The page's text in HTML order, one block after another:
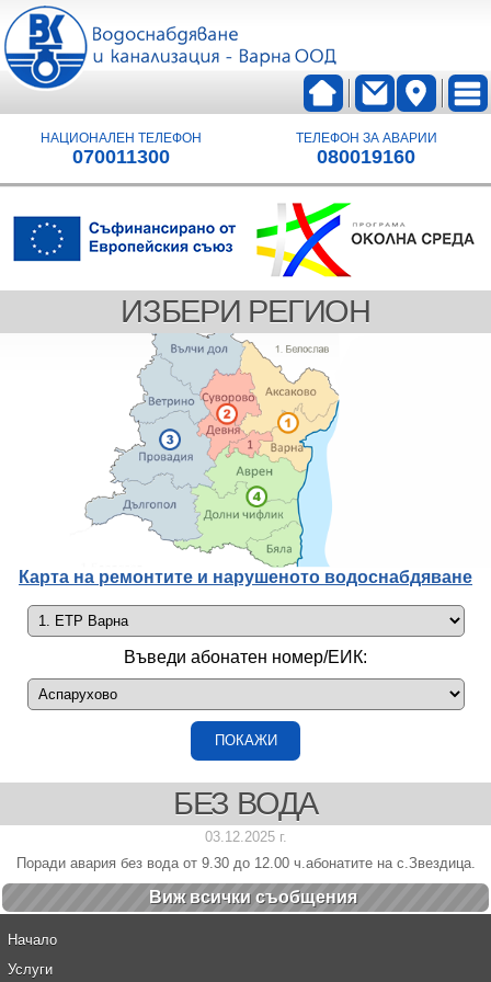
НАЦИОНАЛЕН ТЕЛЕФОН
070011300
ТЕЛЕФОН ЗА АВАРИИ
080019160
ИЗБЕРИ РЕГИОН
Карта на ремонтите и нарушеното водоснабдяване
Въведи абонатен номер/ЕИК:
БЕЗ ВОДА
03.12.2025 г.
Поради авария без вода от 9.30 до 12.00 ч.абонатите на с.Звездица.
Виж всички cъобщения
Начало
Услуги